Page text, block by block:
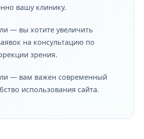
вашу клинику.
— вы хотите увеличить
на консультацию по
зрения.
— вам важен современный
использования сайта.